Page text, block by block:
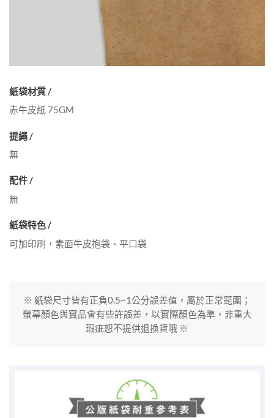
紙袋材質 /
赤牛皮紙 75GM
提繩 /
無
配件 /
無
紙袋特色 /
可加印刷，素面牛皮抱袋、平口袋
※ 紙袋尺寸皆有正負0.5~1公分誤差值，屬於正常範圍；
螢幕顏色與實品會有些許誤差，以實際顏色為準，非重大
瑕疵恕不提供退換貨哦 ※